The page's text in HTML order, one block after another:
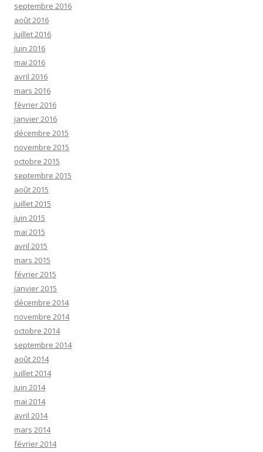
septembre 2016
août 2016
juillet 2016
juin 2016
mai 2016
avril 2016
mars 2016
février 2016
janvier 2016
décembre 2015
novembre 2015
octobre 2015
septembre 2015
août 2015
juillet 2015
juin 2015
mai 2015
avril 2015
mars 2015
février 2015
janvier 2015
décembre 2014
novembre 2014
octobre 2014
septembre 2014
août 2014
juillet 2014
juin 2014
mai 2014
avril 2014
mars 2014
février 2014